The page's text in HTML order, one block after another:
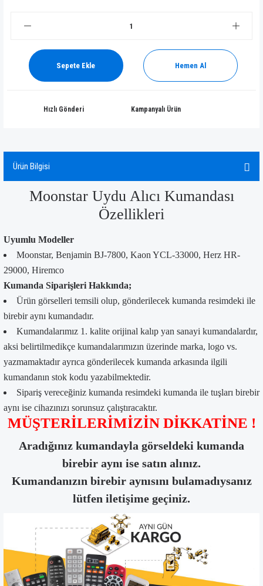
Sepete Ekle Hemen Al
Hızlı Gönderi Kampanyalı Ürün
Ürün Bilgisi
Moonstar Uydu Alıcı Kumandası
Özellikleri
Uyumlu Modeller
Moonstar, Benjamin BJ-7800, Kaon YCL-33000, Herz HR-
29000, Hiremco
Kumanda Siparişleri Hakkında;
Ürün görselleri temsili olup, gönderilecek kumanda resimdeki ile
birebir aynı kumandadır.
Kumandalarımız 1. kalite orijinal kalıp yan sanayi kumandalardır,
aksi belirtilmedikçe kumandalarımızın üzerinde marka, logo vs.
yazmamaktadır ayrıca gönderilecek kumanda arkasında ilgili
kumandanın stok kodu yazabilmektedir.
Sipariş vereceğiniz kumanda resimdeki kumanda ile tuşları birebir
aynı ise cihazınızı sorunsuz çalıştıracaktır.
MÜŞTERİLERİMİZİN DİKKATİNE !
Aradığınız kumandayla görseldeki kumanda
birebir aynı ise satın alınız.
Kumandanızın birebir aynısını bulamadıysanız
lütfen iletişime geçiniz.